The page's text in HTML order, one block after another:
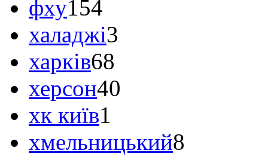
фху154
халаджі3
харків68
херсон40
хк київ1
хмельницький8